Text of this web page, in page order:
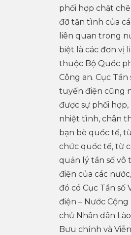
phối hợp chặt
đỡ tận tình của
liên quan trong
biệt là các đơn vị
thuộc Bộ Quốc
Công an. Cục Tần
tuyến điện cũng
được sự phối
nhiệt tình, chân
bạn bè quốc tế,
chức quốc tế, từ
quản lý tần số vô
điện của các
đó có Cục Tần số
điện – Nước Cộng
chủ Nhân dân
Bưu chính và